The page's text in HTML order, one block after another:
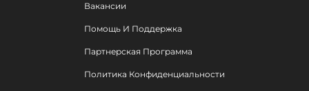
Вакансии
Помощь И Поддержка
Партнерская Программа
Политика Конфиденциальности